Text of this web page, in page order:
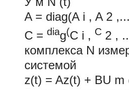
A = diag(A i , A 2
C = diag(C i , C 2 ,
комплекса N
системой
z(t) = Az(t) + BU m